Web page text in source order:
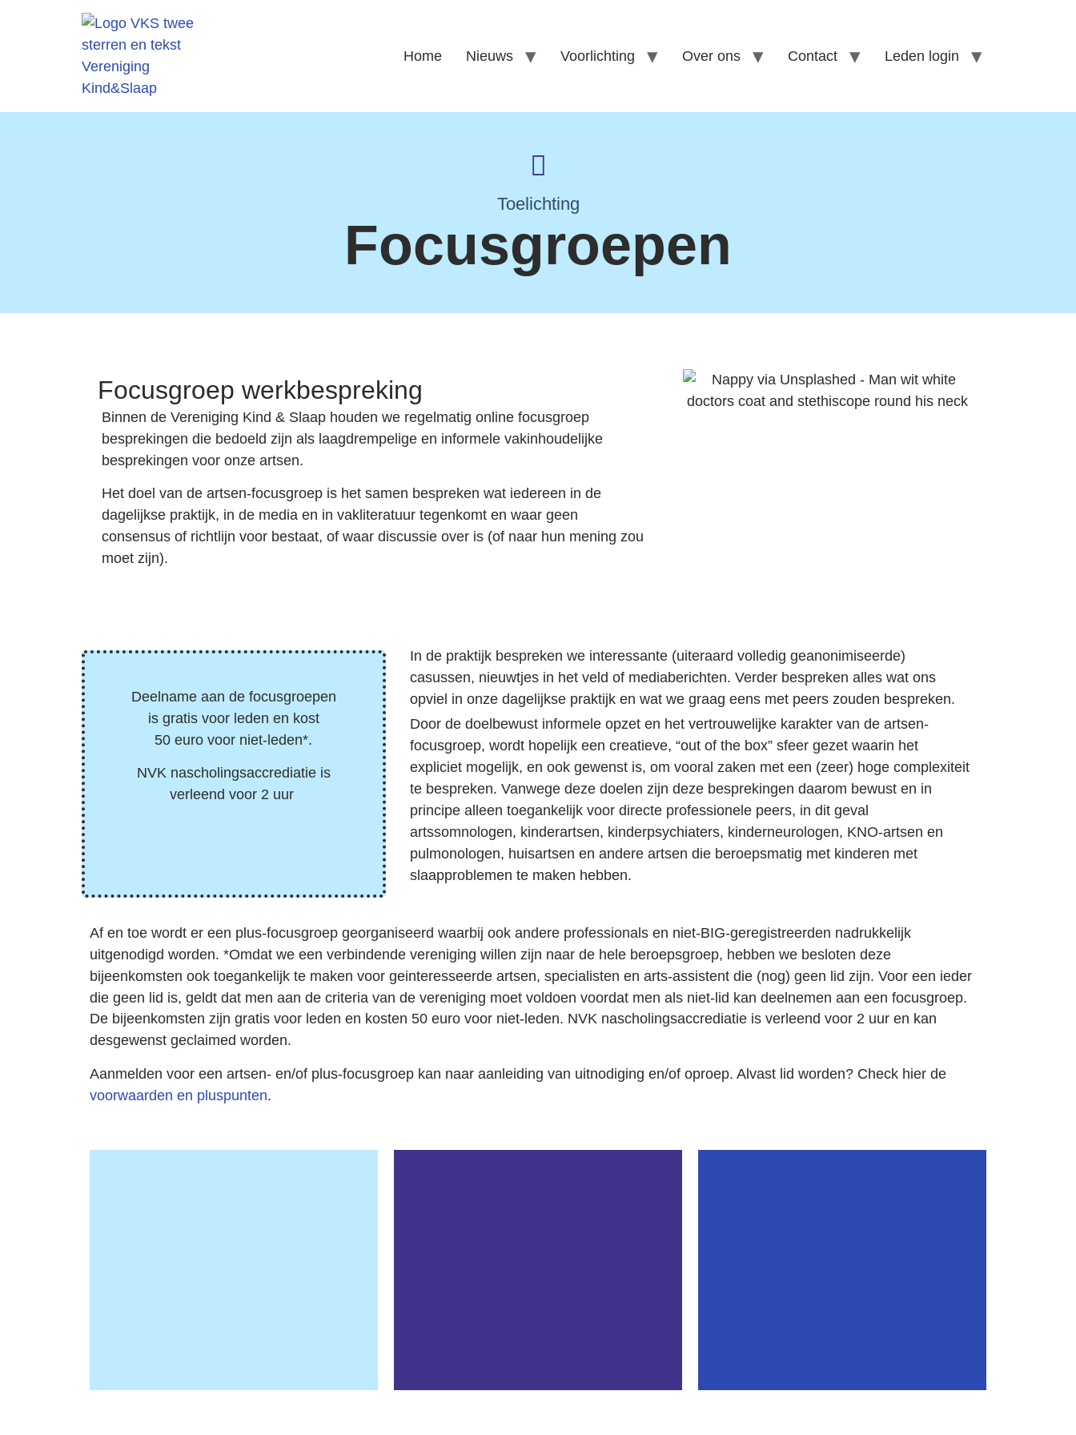
Home Nieuws Voorlichting Over ons Contact Leden login
Toelichting
Focusgroepen
Focusgroep werkbespreking
Binnen de Vereniging Kind & Slaap houden we regelmatig online focusgroep
besprekingen die bedoeld zijn als laagdrempelige en informele vakinhoudelijke
besprekingen voor onze artsen.
Het doel van de artsen-focusgroep is het samen bespreken wat iedereen in de
dagelijkse praktijk, in de media en in vakliteratuur tegenkomt en waar geen
consensus of richtlijn voor bestaat, of waar discussie over is (of naar hun mening zou
moet zijn).
Deelname aan de focusgroepen
is gratis voor leden en kost
50 euro voor niet-leden*.
NVK nascholingsaccrediatie is
verleend voor 2 uur
In de praktijk bespreken we interessante (uiteraard volledig geanonimiseerde)
casussen, nieuwtjes in het veld of mediaberichten. Verder bespreken alles wat ons
opviel in onze dagelijkse praktijk en wat we graag eens met peers zouden bespreken.
Door de doelbewust informeleopzet en het vertrouwelijke karaktervan de artsen-
focusgroep, wordt hopelijk een creatieve, “out of the box” sfeer gezet waarin het
expliciet mogelijk, en ook gewenst is, om vooral zaken met een (zeer) hoge complexiteit
te bespreken. Vanwege deze doelen zijn deze besprekingen daarom bewust en in
principe alleen toegankelijk voor directe professionele peers, in dit geval
artssomnologen, kinderartsen, kinderpsychiaters, kinderneurologen, KNO-artsen en
pulmonologen, huisartsen en andere artsen die beroepsmatig met kinderen met
slaapproblemen te maken hebben.
Af en toe wordt er een plus-focusgroep georganiseerd waarbij ook andere professionals en niet-BIG-geregistreerden nadrukkelijk
uitgenodigd worden. *Omdat we een verbindende vereniging willen zijn naar de hele beroepsgroep, hebben we besloten deze
bijeenkomsten ook toegankelijk te maken voor geinteresseerde artsen, specialisten en arts-assistent die (nog) geen lid zijn. Voor een ieder
die geen lid is, geldt dat men aan de criteria van de vereniging moet voldoen voordat men als niet-lid kan deelnemen aan een focusgroep.
De bijeenkomsten zijn gratis voor leden en kosten 50 euro voor niet-leden. NVK nascholingsaccrediatie is verleend voor 2 uur en kan
desgewenst geclaimed worden.
Aanmelden voor een artsen- en/of plus-focusgroep kan naar aanleiding van uitnodiging en/of oproep. Alvast lid worden? Check hier de
voorwaarden en pluspunten.